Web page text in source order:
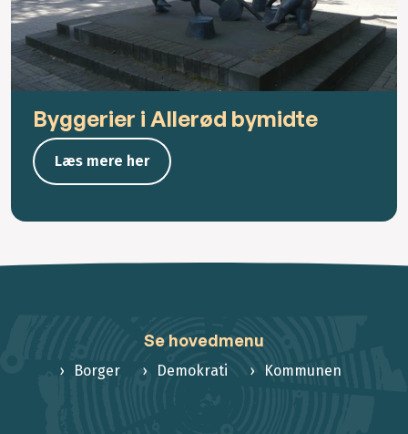
Byggerier i Allerød bymidte
Læs mere her
Se hovedmenu
Borger Demokrati Kommunen